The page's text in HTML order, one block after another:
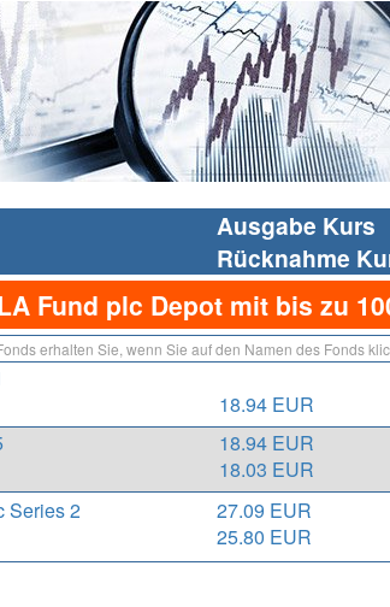
Ausgabe Kurs
Rücknahme
Fund plc Depot mit bis zu
erhalten Sie, wenn Sie auf den Namen des Fonds
18.94 EUR
18.94 EUR
18.03 EUR
Series 2
27.09 EUR
25.80 EUR